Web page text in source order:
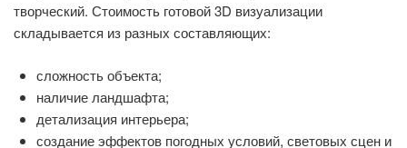
творческий. Стоимость готовой 3D визуализации
складывается из разных составляющих:
сложность объекта;
наличие ландшафта;
детализация интерьера;
создание эффектов погодных условий, световых сцен и